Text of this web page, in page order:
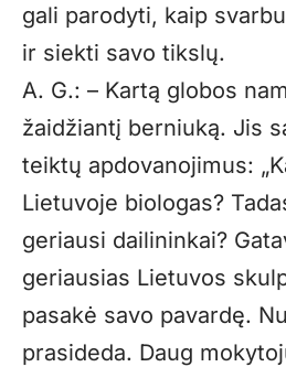
gali parodyti, kaip
ir siekti savo tikslų.
A. G.: – Kartą globos
žaidžiantį berniuką. Jis
teiktų apdovanojimus:
Lietuvoje biologas?
geriausi dailininkai?
geriausias Lietuvos
pasakė savo pavardę.
prasideda. Daug